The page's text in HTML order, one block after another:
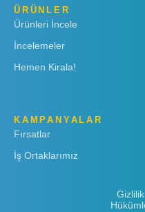
ÜRÜNLER
Ürünleri İncele
İncelemeler
Hemen Kirala!
KAMPANYALAR
Fırsatlar
İş Ortaklarımız